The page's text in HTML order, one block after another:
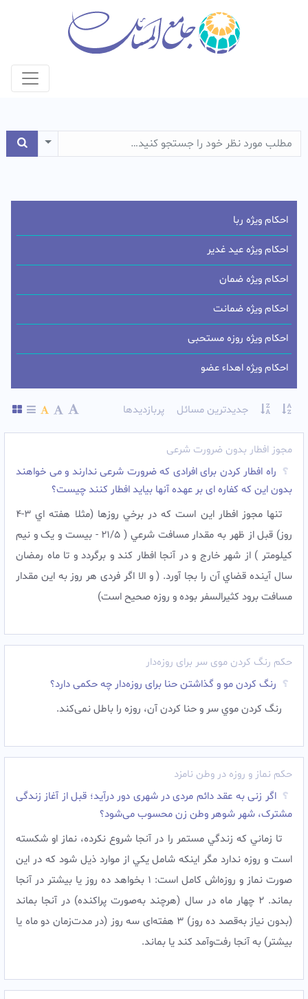
جدیدترین مسائل پربازدیدها
مجوز افطار بدون ضرورت شرعی
راه افطار کردن برای افرادی که ضرورت شرعی ندارند و می خواهند
بدون این که کفاره ای بر عهده آنها بیاید افطار کنند چیست؟
تنها مجوز افطار اين است که در برخي روزها (مثلا هفته اي 3-4
روز) قبل از ظهر به مقدار مسافت شرعي ( 21/5 - بیست و یک و نیم
کیلومتر ) از شهر خارج و در آنجا افطار کند و برگردد و تا ماه رمضان
سال آينده قضاي آن را بجا آورد. ( و الا اگر فردی هر روز به این مقدار
مسافت برود کثیرالسفر بوده و روزه صحیح است)
حکم رنگ کردن موی سر برای روزه‌دار
رنگ کردن مو و گذاشتن حنا برای روزه‌دار چه حکمی دارد؟
رنگ کردن موي سر و حنا کردن آن، روزه را باطل نمی‌کند.
حکم نماز و روزه در وطن نامزد
اگر زنی به عقد دائم مردی در شهری دور درآید؛ قبل از آغاز زندگى
مشترک، شهر شوهر وطن زن محسوب می‌شود؟
تا زماني که زندگي مستمر را در آنجا شروع نکرده، نماز او شکسته
است و روزه ندارد مگر اینکه شامل يکي از موارد ذیل شود که در اين
صورت نماز و روزه‌اش کامل است: 1 بخواهد ده روز يا بيشتر در آنجا
بماند. 2 چهار ماه در سال (هرچند به‌صورت پراکنده) در آنجا بماند
(بدون نياز به‌قصد ده روز) 3 هفته‌ای سه روز (در مدت‌زمان دو ماه يا
بيشتر) به آنجا رفت‌وآمد کند يا بماند.
احکام ویژه ربا
احکام ویژه عید غدیر
احکام ویژه ضمان
احکام ویژه ضمانت
احکام ویژه روزه مستحبی
احکام ویژه اهداء عضو